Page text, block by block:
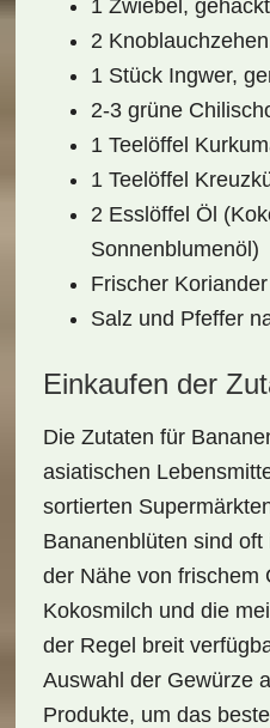
1 Zwiebel, gehackt
2
1 Stück Ingwer,
2-3 grüne
1 Teelöffel
1 Teelöffel
2 Esslöffel Öl
Sonnenblumenöl)
Frischer
Salz und Pfeffer
Einkaufen der
Die Zutaten für
asiatischen
sortierten
Bananenblüten sind
der Nähe von frischem
Kokosmilch und die
der Regel breit
Auswahl der Gewürze
Produkte, um das